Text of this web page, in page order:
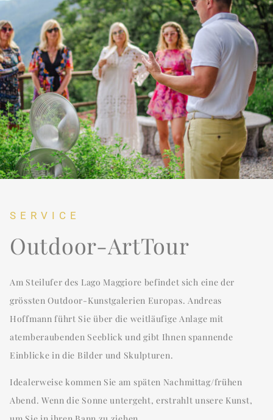
SERVICE
Outdoor-ArtTour
Am Steilufer des Lago Maggiore befindet sich eine der
grössten Outdoor-Kunstgalerien Europas. Andreas
Hoffmann führt Sie über die weitläufige Anlage mit
atemberaubenden Seeblick und gibt Ihnen spannende
Einblicke in die Bilder und Skulpturen.
Idealerweise kommen Sie am späten Nachmittag/frühen
Abend. Wenn die Sonne untergeht, erstrahlt unsere Kunst,